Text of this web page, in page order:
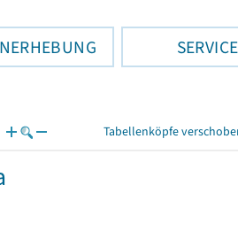
SERVICE
Tabellenköpfe